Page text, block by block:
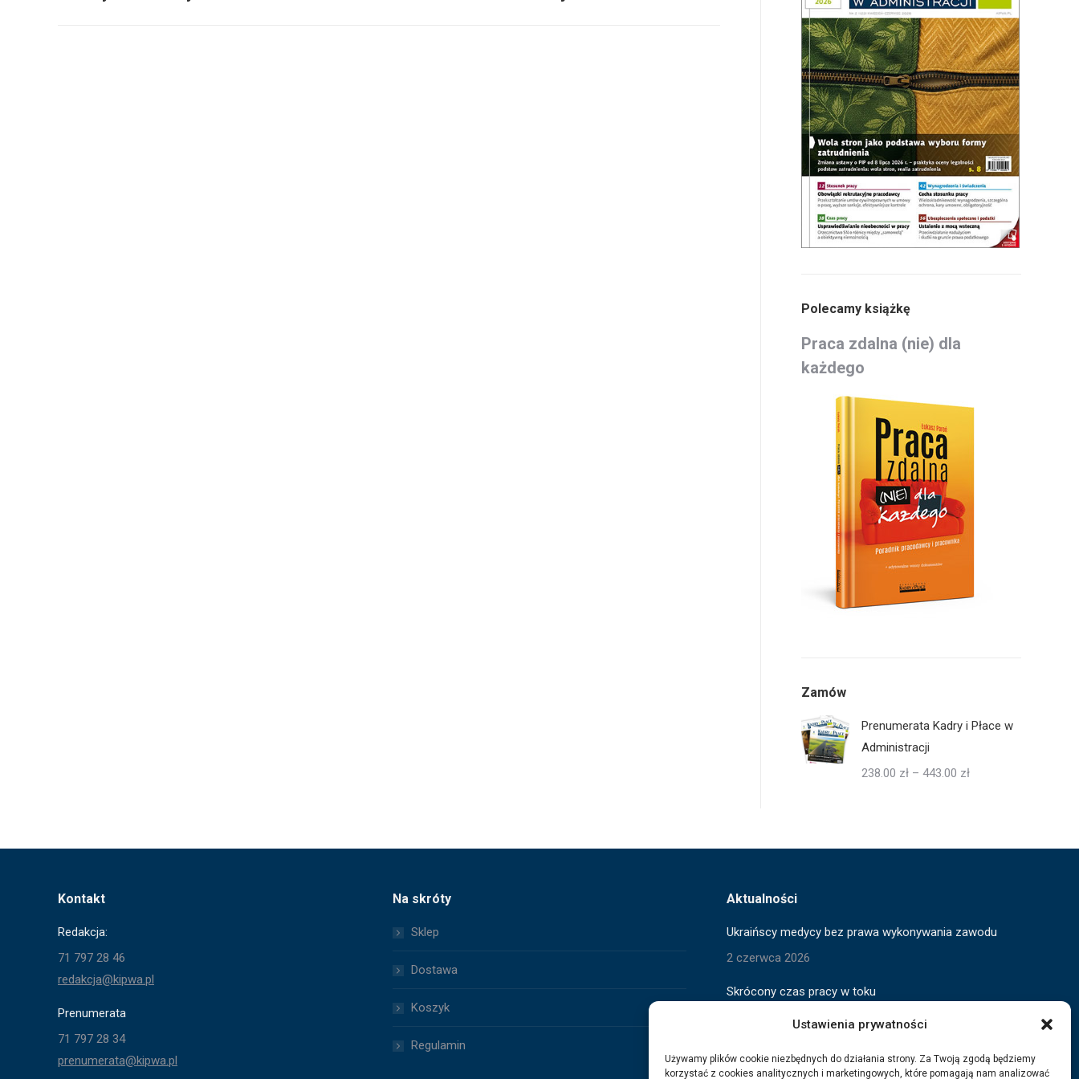
Ustawienia prywatności
Używamy plików cookie niezbędnych do działania strony. Za Twoją zgodą będziemy
korzystać z cookies analitycznych i marketingowych, które pomagają nam analizować
Polecamy książkę
Praca zdalna (nie) dla
każdego
Zamów
Prenumerata Kadry i Płace w
Administracji
238.00 zł – 443.00 złZakres
Kontakt
Redakcja:
71 797 28 46
redakcja@kipwa.pl
Prenumerata
71 797 28 34
prenumerata@kipwa.pl
Na skróty
Sklep
Dostawa
Koszyk
Regulamin
Aktualności
Ukraińscy medycy bez prawa wykonywania zawodu
2 czerwca 2026
Skrócony czas pracy w toku
2 czerwca 2026
Wygaszanie pomocy dla Ukraińców